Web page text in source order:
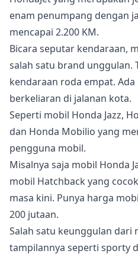
enam penumpang dengan
mencapai 2.200 KM.
Bicara seputar kendaraan,
salah satu brand unggulan.
kendaraan roda empat.
berkeliaran di jalanan kota.
Seperti mobil Honda Jazz,
dan Honda Mobilio yang
pengguna mobil.
Misalnya saja mobil Honda
mobil Hatchback yang
masa kini. Punya harga
200 jutaan.
Salah satu keunggulan dari
tampilannya seperti sporty